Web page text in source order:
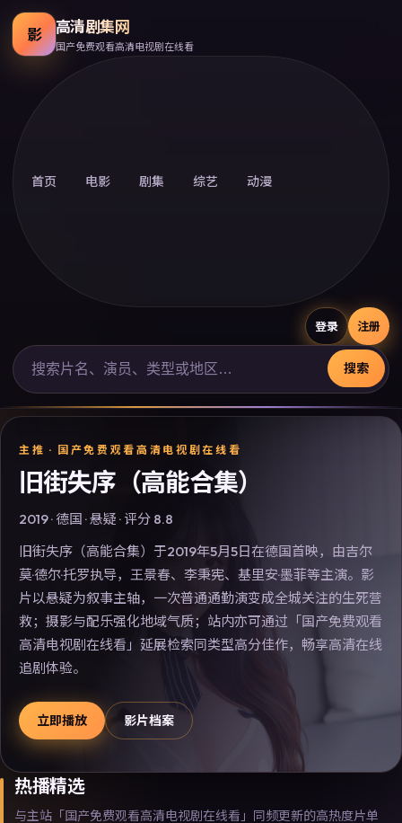
影 高清剧集网
国产免费观看高清电视剧在线看
首页 电影 剧集 综艺 动漫
登录 注册
搜索
主推 · 国产免费观看高清电视剧在线看
旧街失序（高能合集）
2019· 德国 ·悬疑 · 评分 8.8
旧街失序（高能合集）于2019年5月5日在德国首映，由吉尔
莫·德尔·托罗执导，王景春、李秉宪、基里安·墨菲等主演。影
片以悬疑为叙事主轴，一次普通通勤演变成全城关注的生死营
救；摄影与配乐强化地域气质；站内亦可通过「国产免费观看
高清电视剧在线看」延展检索同类型高分佳作，畅享高清在线
追剧体验。
立即播放 影片档案
热播精选
与主站「国产免费观看高清电视剧在线看」同频更新的高热度片单